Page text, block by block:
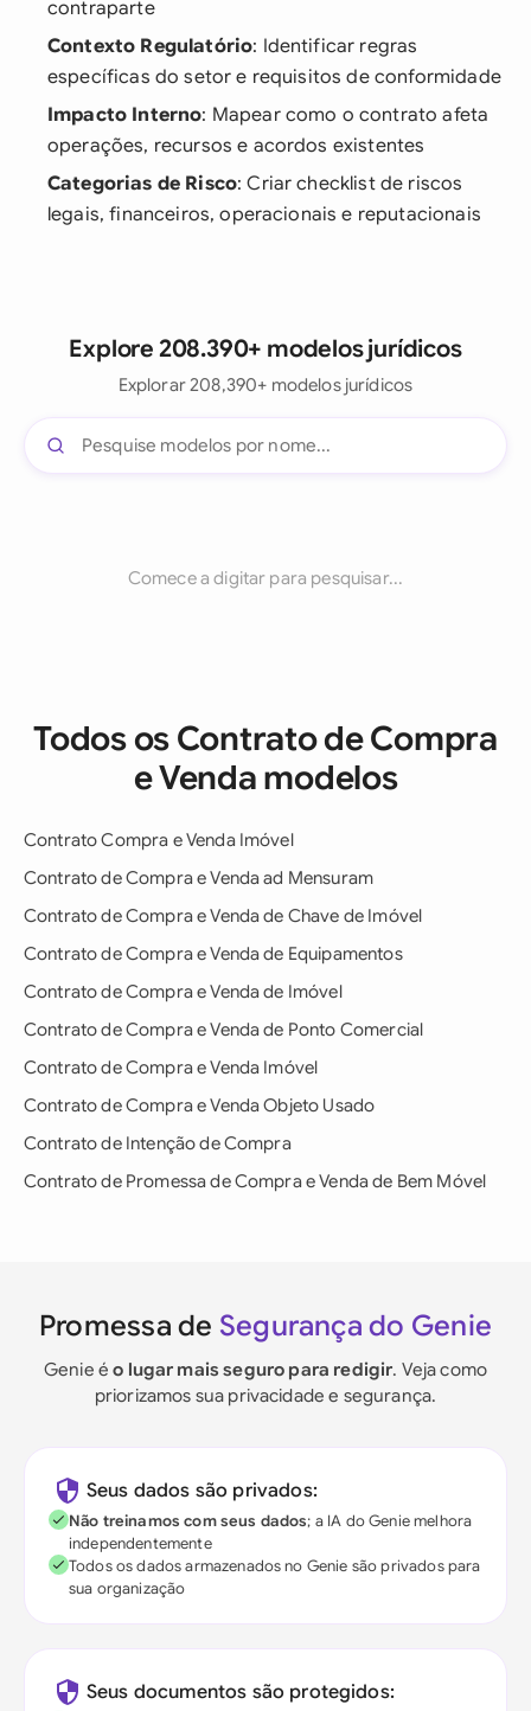
contraparte
Contexto Regulatório: Identificar regras
específicas do setor e requisitos de conformidade
Impacto Interno: Mapear como o contrato afeta
operações, recursos e acordos existentes
Categorias de Risco: Criar checklist de riscos
legais, financeiros, operacionais e reputacionais
Explore 208.390+ modelos jurídicos
Explorar 208,390+ modelos jurídicos
Comece a digitar para pesquisar...
Todos os Contrato de Compra
e Venda modelos
Contrato Compra e Venda Imóvel
Contrato de Compra e Venda ad Mensuram
Contrato de Compra e Venda de Chave de Imóvel
Contrato de Compra e Venda de Equipamentos
Contrato de Compra e Venda de Imóvel
Contrato de Compra e Venda de Ponto Comercial
Contrato de Compra e Venda Imóvel
Contrato de Compra e Venda Objeto Usado
Contrato de Intenção de Compra
Contrato de Promessa de Compra e Venda de Bem Móvel
Promessa de Segurança do Genie
Genie éo lugar mais seguro para redigir. Veja como
priorizamos sua privacidade e segurança.
Seus dados são privados:
Não treinamos com seus dados; a IA do Genie melhora
independentemente
Todos os dados armazenados no Genie são privados para
sua organização
Seus documentos são protegidos: